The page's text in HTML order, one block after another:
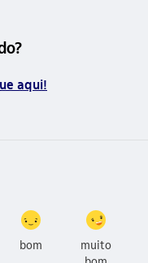
aqui!
bom
muito